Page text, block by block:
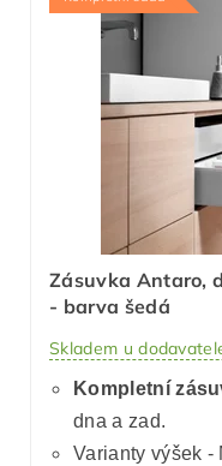
Zásuvka Antaro,
- barva šedá
Skladem u
Kompletní
dna a zad.
Varianty výšek -